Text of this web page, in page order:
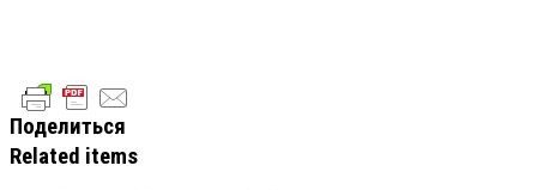
Поделиться
Related items